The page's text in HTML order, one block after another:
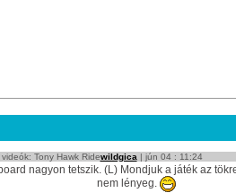
Tony Hawk Ridewildgica | jún 04 : 11:24
nagyon tetszik. (L) Mondjuk a játék az
nem lényeg.